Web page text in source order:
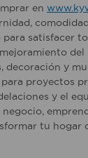
en
satisfacer
decoración y
proyectos
y el
tu hogar